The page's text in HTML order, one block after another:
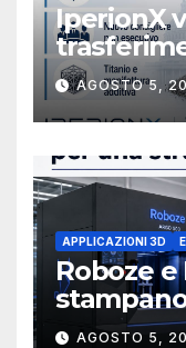
IperionX
Stati
ha
Loparco
AGOSTO 5,
APPLICAZIONI 3D
Roboze e
CubeSat
AGOSTO 5,